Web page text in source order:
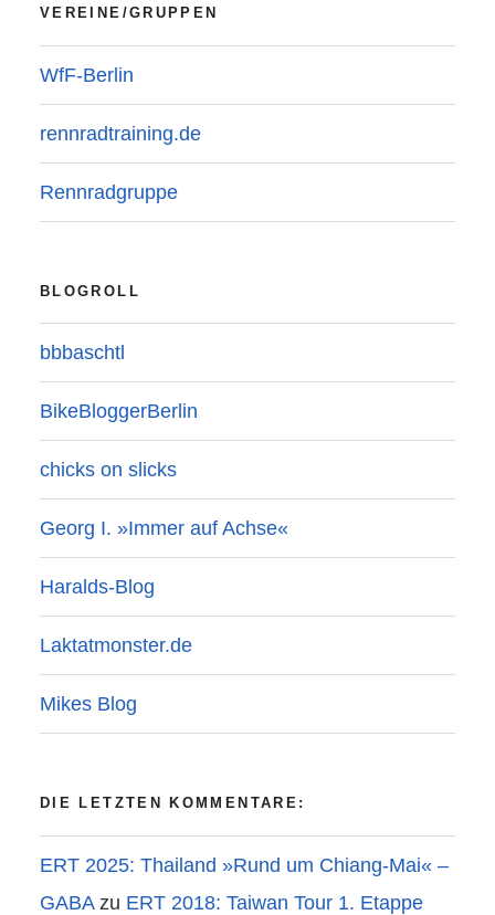
VEREINE/GRUPPEN
WfF-Berlin
rennradtraining.de
Rennradgruppe
BLOGROLL
bbbaschtl
BikeBloggerBerlin
chicks on slicks
Georg I. »Immer auf Achse«
Haralds-Blog
Laktatmonster.de
Mikes Blog
DIE LETZTEN KOMMENTARE:
ERT 2025: Thailand »Rund um Chiang-Mai« –
GABAzu ERT 2018: Taiwan Tour 1. Etappe